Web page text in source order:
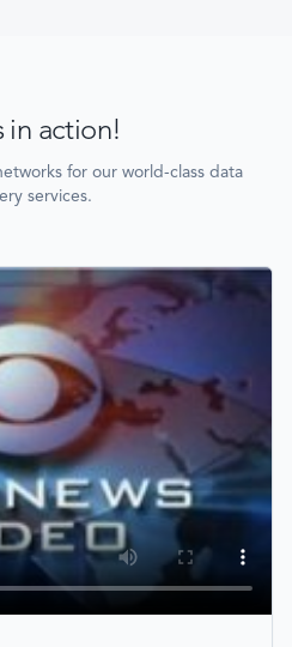
in action!
for our world-class data
services.